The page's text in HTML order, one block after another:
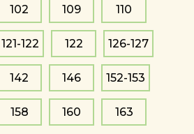
102 109 110
121-122 122 126-127
142 146 152-153
158 160 163